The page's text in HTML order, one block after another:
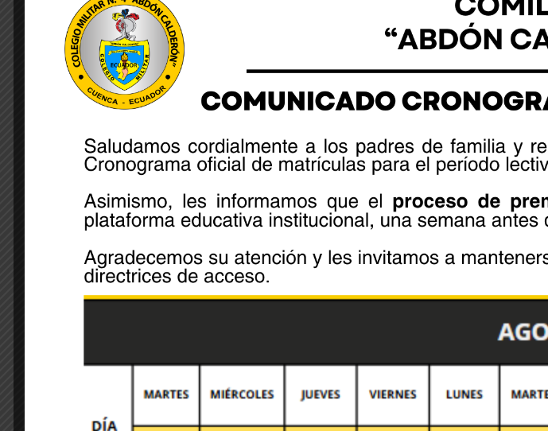
Con civismo y hondo sentimiento patriótico, la Unidad Educativa de Fuerzas Armadas
Colegio Militar N°4 “Abdón Calderón” llevó a cabo este lunes 26 de enero de 2025 una
jornada de conmemoración por el trigésimo primer aniversario de la Gesta Heroica del
Cenepa.
Share:
Leave A Comment